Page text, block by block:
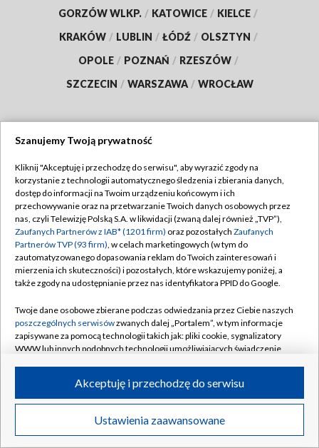
GORZÓW WLKP. / KATOWICE / KIELCE /
KRAKÓW / LUBLIN / ŁÓDŹ / OLSZTYN /
OPOLE / POZNAŃ / RZESZÓW /
SZCZECIN / WARSZAWA / WROCŁAW
TVP
Abonament TVP
Emisja w TVP
Centrum informacji TVP
Naziemna Telewizja Cyfrowa
Rada Programowa
System NOS
Informacje o nadawcy
Program dla prasy
Ogłoszenie przetargowe
Regulamin TVP
Polityka prywatności
Moje zgody
Pomoc
Kontakt
Kanały
©2026 Telewizja Polska S.A. w likwidacji
Szanujemy Twoją prywatność
Kliknij "Akceptuję i przechodzę do serwisu", aby wyrazić zgody na
korzystanie z technologii automatycznego śledzenia i zbierania danych,
dostęp do informacji na Twoim urządzeniu końcowym i ich
przechowywanie oraz na przetwarzanie Twoich danych osobowych przez
nas, czyli Telewizję Polską S.A. w likwidacji (zwaną dalej również „TVP”),
Zaufanych Partnerów z IAB* (1201 firm) oraz pozostałych Zaufanych
Partnerów TVP (93 firm), w celach marketingowych (w tym do
zautomatyzowanego dopasowania reklam do Twoich zainteresowań i
mierzenia ich skuteczności) i pozostałych, które wskazujemy poniżej, a
także zgody na udostępnianie przez nas identyfikatora PPID do Google.
Twoje dane osobowe zbierane podczas odwiedzania przez Ciebie naszych
poszczególnych serwisówzwanych dalej „Portalem”, w tym informacje
zapisywane za pomocą technologii takich jak: pliki cookie, sygnalizatory
WWW lub innych podobnych technologii umożliwiających świadczenie
ruchu w Internecie.
Twoje dane osobowe zbierane podczas odwiedzania przez Ciebie
poszczególnych serwisówna Portalu, takie jak adresy IP, identyfikatory
Ustawienia zaawansowane
Akceptuję i przechodzę do serwisu